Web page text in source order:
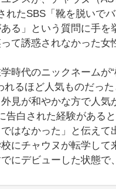
れたSBS「靴を脱いで
る」という質問に手
て誘惑されなかった女
時代のニックネームが
れるほど人気ものだっ
見が和やかな方で人気
告白された経験がある
はなかった」と伝えて
にチャウヌが転学し
にデビューした状態で